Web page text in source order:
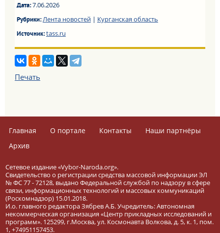
Дата:7.06.2026
Рубрики:Лента новостей| Курганская область
Источник:tass.ru
Печать
Главная О портале Контакты
Наши партнёры
Архив
Сетевое издание «Vybor-Naroda.org».
Свидетельство о регистрации средства массовой информации ЭЛ
№ ФС 77 - 72128, выдано Федеральной службой по надзору в сфере
связи, информационных технологий и массовых коммуникаций
(Роскомнадзор) 15.01.2018.
И.о. главного редактора Зябрев А.Б. Учредитель: Автономная
некоммерческая организация «Центр прикладных исследований и
программ». 125299, г.Москва, ул. Космонавта Волкова, д. 5, к. 1, пом.
1, +74951157453.